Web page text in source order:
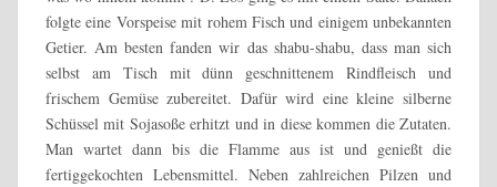
folgte eine Vorspeise mit rohem Fisch und einigem unbekannten
Getier. Am besten fanden wir das shabu-shabu, dass man sich
selbst am Tisch mit dünn geschnittenem Rindfleisch und
frischem Gemüse zubereitet. Dafür wird eine kleine silberne
Schüssel mit Sojasoße erhitzt und in diese kommen die Zutaten.
Man wartet dann bis die Flamme aus ist und genießt die
fertiggekochten Lebensmittel. Neben zahlreichen Pilzen und